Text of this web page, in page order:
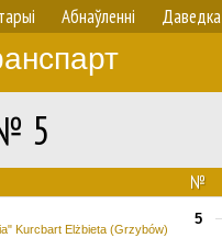
Абнаўленнi Даведка
5
№
Kurcbart Elżbieta (Grzybów)
5